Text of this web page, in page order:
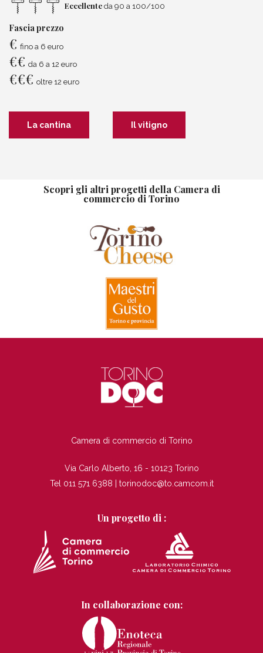
Eccellente da 90 a 100/100
Fascia prezzo
€ fino a 6 euro
€€ da 6 a 12 euro
€€€ oltre 12 euro
La cantina Il vitigno
Scopri gli altri progetti della Camera di
commercio di Torino
Camera di commercio di Torino
Via Carlo Alberto, 16 - 10123 Torino
Tel 011 571 6388 | torinodoc@to.camcom.it
Un progetto di :
In collaborazione con: